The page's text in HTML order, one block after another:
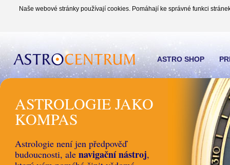
Naše webové stránky používají cookies. Pomáhají ke správné funkci
ASTROLOGIE JAKO
KOMPAS
Astrologie není jen předpověď
budoucnosti, ale navigační nástroj,
ASTRO SHOP